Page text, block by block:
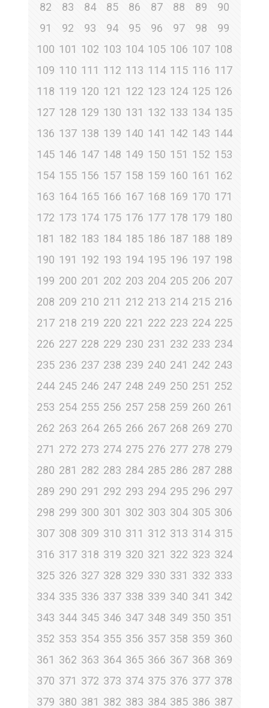
82
83 84 85 86 87 88 89
90
91
92 93 94 95 96 97 98
99
100 101 102 103 104 105 106 107 108
109 110 111 112 113 114 115 116 117
118 119 120 121 122 123 124 125 126
127 128 129 130 131 132 133 134 135
136 137 138 139 140 141 142 143 144
145 146 147 148 149 150 151 152 153
154 155 156 157 158 159 160 161 162
163 164 165 166 167 168 169 170 171
172 173 174 175 176 177 178 179 180
181 182 183 184 185 186 187 188 189
190 191 192 193 194 195 196 197 198
199 200 201 202 203 204 205 206 207
208 209 210 211 212 213 214 215 216
217 218 219 220 221 222 223 224 225
226 227 228 229 230 231 232 233 234
235 236 237 238 239 240 241 242 243
244 245 246 247 248 249 250 251 252
253 254 255 256 257 258 259 260 261
262 263 264 265 266 267 268 269 270
271 272 273 274 275 276 277 278 279
280 281 282 283 284 285 286 287 288
289 290 291 292 293 294 295 296 297
298 299 300 301 302 303 304 305 306
307 308 309 310 311 312 313 314 315
316 317 318 319 320 321 322 323 324
325 326 327 328 329 330 331 332 333
334 335 336 337 338 339 340 341 342
343 344 345 346 347 348 349 350 351
352 353 354 355 356 357 358 359 360
361 362 363 364 365 366 367 368 369
370 371 372 373 374 375 376 377 378
379 380 381 382 383 384 385 386 387